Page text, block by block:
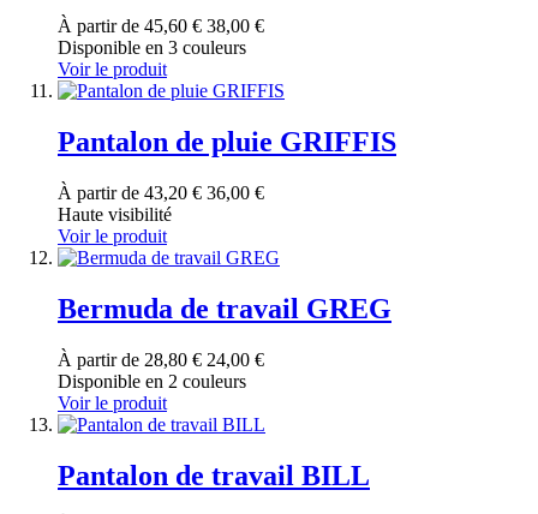
À partir de 45,60 € 38,00 €
Disponible en 3 couleurs
Voir le produit
Pantalon de pluie GRIFFIS
À partir de 43,20 € 36,00 €
Haute visibilité
Voir le produit
Bermuda de travail GREG
À partir de 28,80 € 24,00 €
Disponible en 2 couleurs
Voir le produit
Pantalon de travail BILL